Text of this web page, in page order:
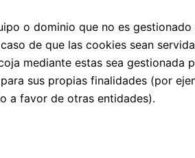
o dominio que no es
de que las cookies sean
mediante estas sea gestionada
sus propias finalidades (por
a favor de otras entidades).